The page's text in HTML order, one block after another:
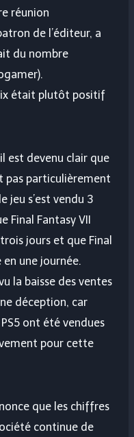
réunion
de l’éditeur, a
du nombre
était plutôt positif
est devenu clair que
pas particulièrement
jeu s’est vendu 3
Fantasy VII
jours et que Final
en une journée.
la baisse des ventes
déception, car
ont été vendues
pour cette
que les chiffres
continue de